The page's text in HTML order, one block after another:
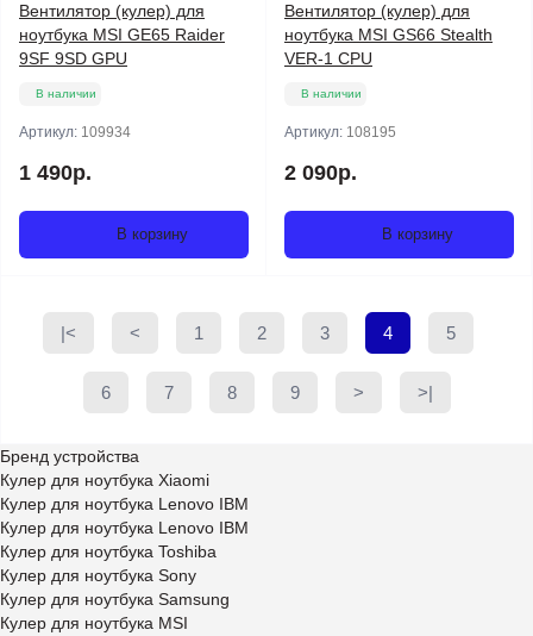
Вентилятор (кулер) для
ноутбука MSI GE65 Raider
9SF 9SD GPU
В наличии
Артикул: 109934
1 490р.
В корзину
Вентилятор (кулер) для
ноутбука MSI GS66 Stealth
VER-1 CPU
В наличии
Артикул: 108195
2 090р.
В корзину
|< < 1 2 3 4 5
6 7 8 9 > >|
Бренд устройства
Кулер для ноутбука Xiaomi
Кулер для ноутбука Lenovo IBM
Кулер для ноутбука Lenovo IBM
Кулер для ноутбука Toshiba
Кулер для ноутбука Sony
Кулер для ноутбука Samsung
Кулер для ноутбука MSI